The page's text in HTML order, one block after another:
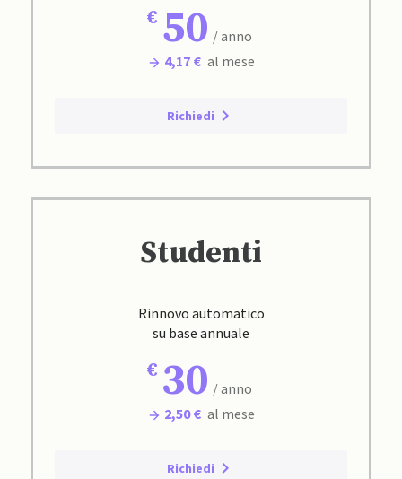
50 / anno
4,17 € al mese
Richiedi
Studenti
Rinnovo automatico
su base annuale
30 / anno
2,50 € al mese
Richiedi